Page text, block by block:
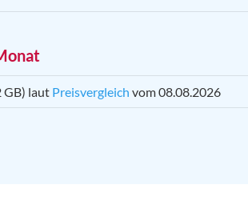
GB) laut Preisvergleich vom 08.08.2026